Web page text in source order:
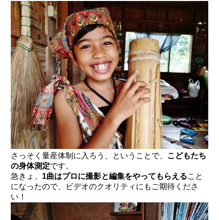
さっそく量産体制に入ろう、ということで、 こどもたち
の身体測定です。
急きょ、 1曲はプロに撮影と編集をやってもらえること
になったので、ビデオのクオリティにもご期待くださ
い！